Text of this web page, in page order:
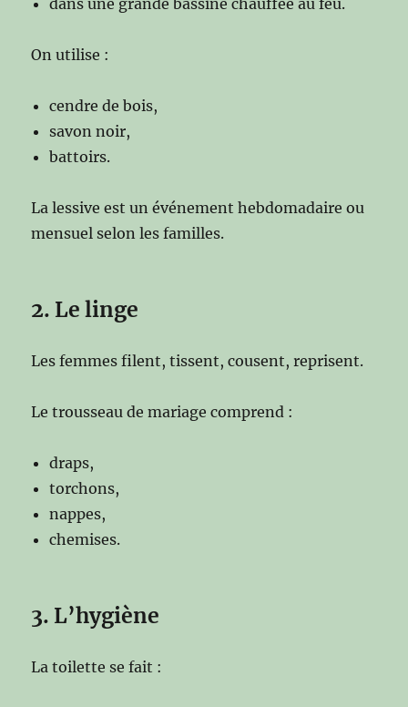
On utilise :
cendre de bois,
savon noir,
battoirs.
La lessive est un événement hebdomadaire ou
mensuel selon les familles.
2. Le linge
Les femmes filent, tissent, cousent, reprisent.
Le trousseau de mariage comprend :
draps,
torchons,
nappes,
chemises.
3. L’hygiène
La toilette se fait :